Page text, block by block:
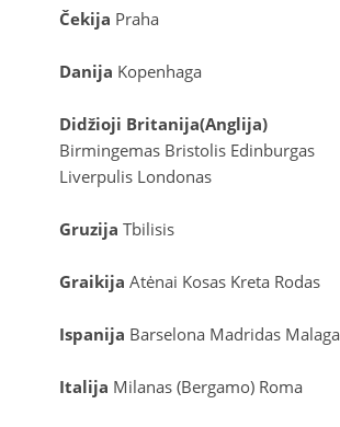
Čekija Praha
Danija Kopenhaga
Didžioji Britanija(Anglija)
Birmingemas Bristolis Edinburgas
Liverpulis Londonas
Gruzija Tbilisis
Graikija Atėnai Kosas Kreta Rodas
Ispanija Barselona Madridas Malaga
Italija Milanas (Bergamo) Roma